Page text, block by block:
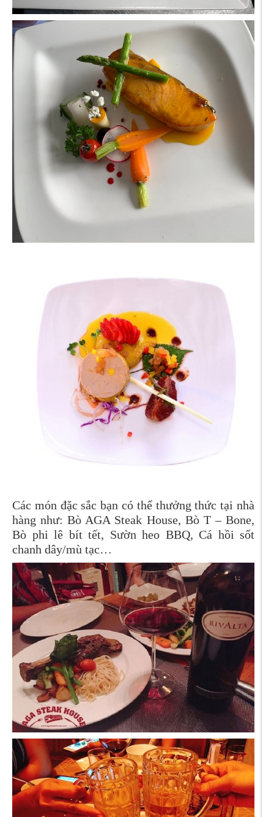
Các món đặc sắc bạn có thể thưởng thức tại nhà
hàng như: Bò AGA Steak House, Bò T – Bone,
Bò phi lê bít tết, Sườn heo BBQ, Cá hồi sốt
chanh dây/mù tạc…